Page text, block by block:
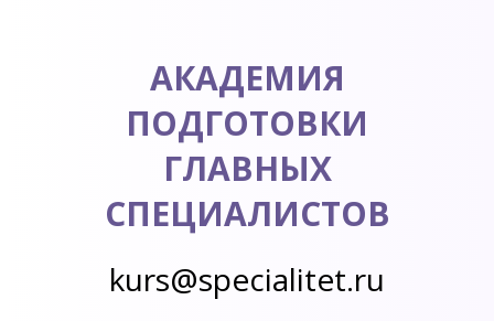
АКАДЕМИЯ
ПОДГОТОВКИ
ГЛАВНЫХ
СПЕЦИАЛИСТОВ
kurs@specialitet.ru